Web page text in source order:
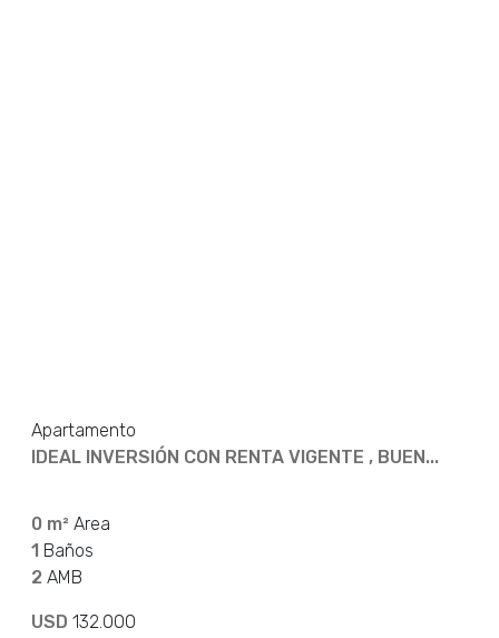
Apartamento
IDEAL INVERSIÓN CON RENTA VIGENTE , BUEN...
0 m² Area
1 Baños
2 AMB
USD 132.000